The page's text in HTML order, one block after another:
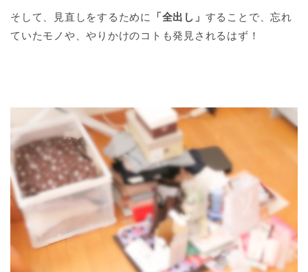
そして、見直しをするために 「全出し」 することで、忘れ
ていたモノや、やりかけのコトも発見されるはず！